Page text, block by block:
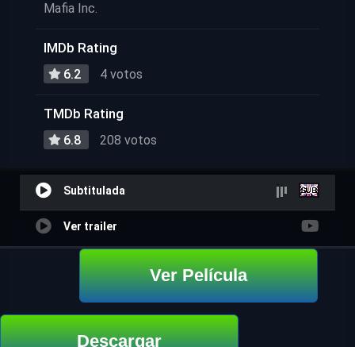
Mafia Inc.
IMDb Rating
6.2 4 votos
TMDb Rating
6.8 208 votos
Subtitulada
Ver trailer
Ver Película
Descargar